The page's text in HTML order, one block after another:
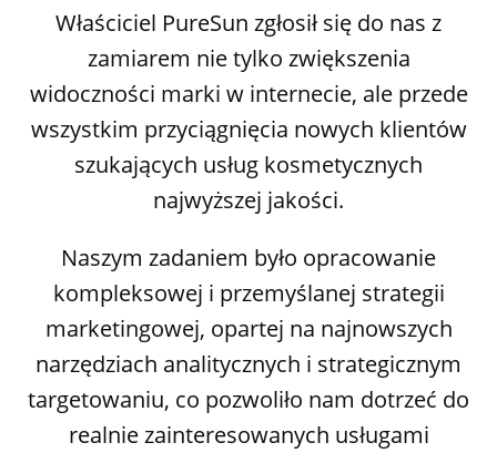
Właściciel PureSun zgłosił się do nas z
zamiarem nie tylko zwiększenia
widoczności marki w internecie, ale przede
wszystkim przyciągnięcia nowych klientów
szukających usług kosmetycznych
najwyższej jakości.
Naszym zadaniem było opracowanie
kompleksowej i przemyślanej strategii
marketingowej, opartej na najnowszych
narzędziach analitycznych i strategicznym
targetowaniu, co pozwoliło nam dotrzeć do
realnie zainteresowanych usługami